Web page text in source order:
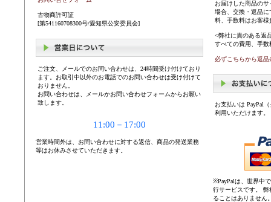
古物商許可証
[第541160708300号/愛知県公安委員会]
ご注文、メールでのお問い合わせは、24時間受け付けており
ます。お取引中以外のお電話でのお問い合わせは受け付けて
おりません。
お問い合わせは、メールかお問い合わせフォームからお願い
致します。
11:00－17:00
営業時間外は、お問い合わせに対する返信、商品の発送業務
等はお休みさせていただきます。
お届けした商品の
場合、交換・返品
料、手数料はお客
<弊社に責のある返
すべての費用、手
必ずこちらから返
お支払いは PayPal
利用いただけます。
※PayPalは、世界中
行サービスです。
ることはありません